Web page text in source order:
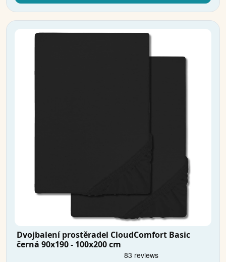
Dvojbalení prostěradel CloudComfort Basic
černá 90x190 - 100x200 cm